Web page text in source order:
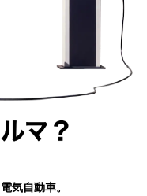
気自動車。